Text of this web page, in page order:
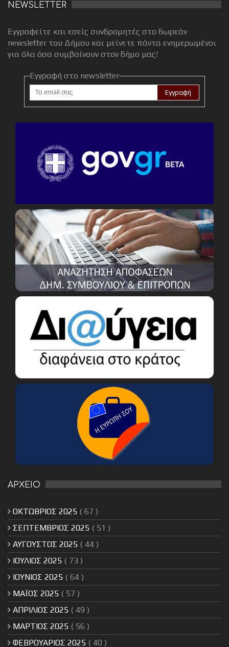
NEWSLETTER
Εγγραφείτε και εσείς συνδρομητές στο δωρεάν
newsletter του Δήμου και μείνετε πάντα ενημερωμένοι
για όλα όσα συμβαίνουν στον δήμο μας!
Εγγραφή στο newsletter
ΑΡΧΕΙΟ
ΟΚΤΩΒΡΙΟΣ 2025 ( 67 )
ΣΕΠΤΕΜΒΡΙΟΣ 2025 ( 51 )
ΑΥΓΟΥΣΤΟΣ 2025 ( 44 )
ΙΟΥΛΙΟΣ 2025 ( 73 )
ΙΟΥΝΙΟΣ 2025 ( 64 )
ΜΑΪΟΣ 2025 ( 57 )
ΑΠΡΙΛΙΟΣ 2025 ( 49 )
ΜΑΡΤΙΟΣ 2025 ( 56 )
ΦΕΒΡΟΥΑΡΙΟΣ 2025 ( 40 )